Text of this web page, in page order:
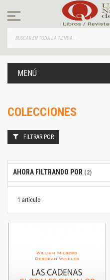
contenido
MENÚ
COLECCIONES
1 artículo
FILTRAR POR
AHORA FILTRANDO POR